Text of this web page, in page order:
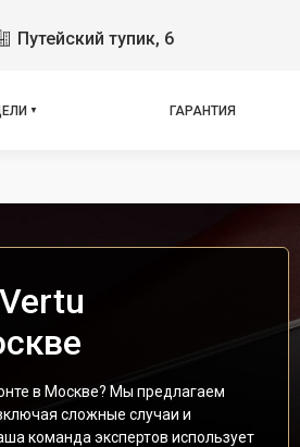
Путейский тупик, 6
ГАРАНТИЯ
в Москве? Мы предлагаем
сложные случаи и
команда экспертов использует